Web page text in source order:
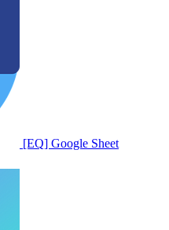
[EQ] Google Sheet